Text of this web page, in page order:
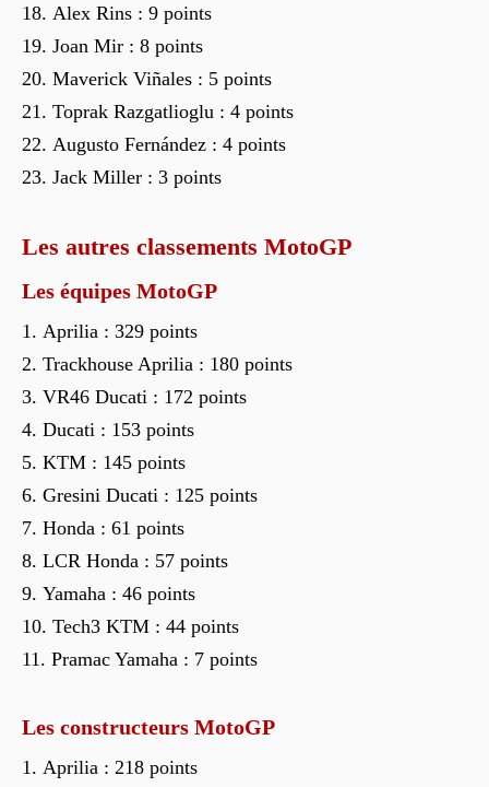
Alex Rins : 9 points
Joan Mir : 8 points
Maverick Viñales : 5 points
Toprak Razgatlioglu : 4 points
Augusto Fernández : 4 points
Jack Miller : 3 points
Les autres classements MotoGP
Les équipes MotoGP
Aprilia : 329 points
Trackhouse Aprilia : 180 points
VR46 Ducati : 172 points
Ducati : 153 points
KTM : 145 points
Gresini Ducati : 125 points
Honda : 61 points
LCR Honda : 57 points
Yamaha : 46 points
Tech3 KTM : 44 points
Pramac Yamaha : 7 points
Les constructeurs MotoGP
Aprilia : 218 points